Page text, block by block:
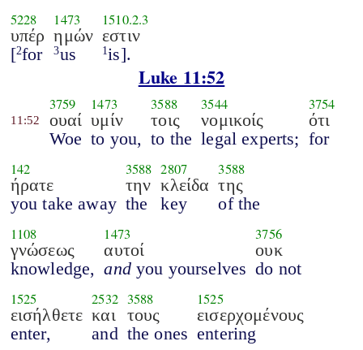
5228
υπέρ
[2for
1473
ημών
3us
1510.2.3
εστιν
1is].
Luke 11:52
11:52
3759
ουαί
Woe
1473
υμίν
to you,
3588
τοις
to the
3544
νομικοίς
legal experts;
3754
ότι
for
142
ήρατε
you take away
3588
την
the
2807
κλείδα
key
3588
της
of the
1108
γνώσεως
knowledge,
1473
αυτοί
andyou yourselves
3756
ουκ
do not
1525
εισήλθετε
enter,
2532
και
and
3588
τους
the ones
1525
εισερχομένους
entering